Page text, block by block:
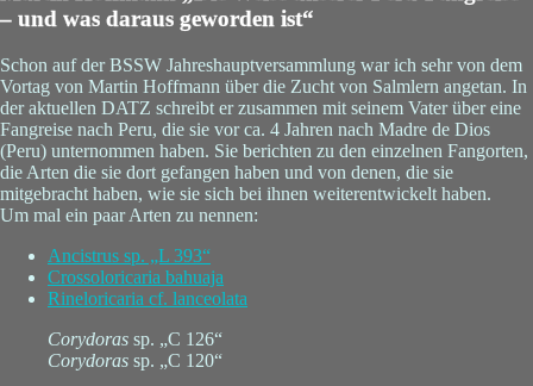
– und was daraus geworden ist“
Schon auf der BSSW Jahreshauptversammlung war ich sehr von dem
Vortag von Martin Hoffmann über die Zucht von Salmlern angetan. In
der aktuellen DATZ schreibt er zusammen mit seinem Vater über eine
Fangreise nach Peru, die sie vor ca. 4 Jahren nach Madre de Dios
(Peru) unternommen haben. Sie berichten zu den einzelnen Fangorten,
die Arten die sie dort gefangen haben und von denen, die sie
mitgebracht haben, wie sie sich bei ihnen weiterentwickelt haben.
Um mal ein paar Arten zu nennen:
Ancistrus sp. „L 393“
Crossoloricaria bahuaja
Rineloricaria cf. lanceolata
Corydoras sp. „C 126“
Corydoras sp. „C 120“